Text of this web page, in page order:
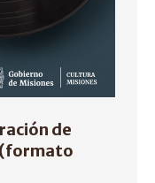
de
(formato